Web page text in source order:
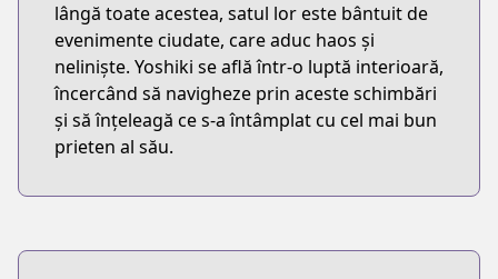
lângă toate acestea, satul lor este bântuit de
evenimente ciudate, care aduc haos și
neliniște. Yoshiki se află într-o luptă interioară,
încercând să navigheze prin aceste schimbări
și să înțeleagă ce s-a întâmplat cu cel mai bun
prieten al său.